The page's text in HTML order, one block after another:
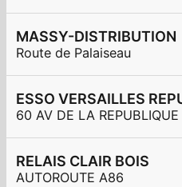
MASSY-DISTRIBUTION
Route de Palaiseau
60 AV DE LA REPUBLIQUE
RELAIS CLAIR BOIS
AUTOROUTE A86